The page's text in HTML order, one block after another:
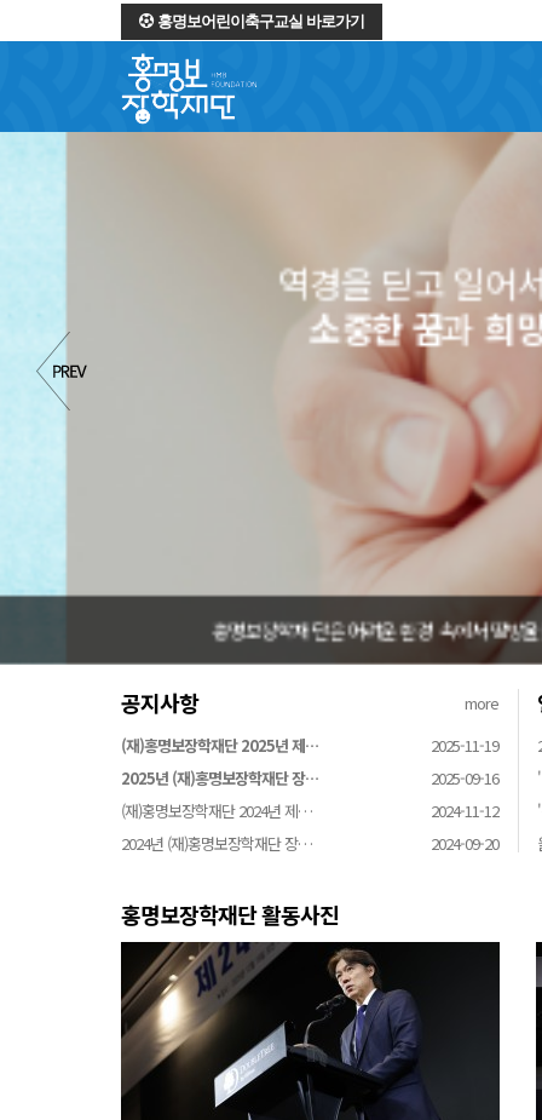
홍명보어린이축구교실 바로가기
역경을 딛고 일어서는
소중한 꿈과희망 을
홍명보장학재단은 어려운 환경 속에서 땀방울을 흘
공지사항
more
(재)홍명보장학재단 2025년 제…
2025-11-19
2025년 (재)홍명보장학재단 장…
2025-09-16
(재)홍명보장학재단 2024년 제…
2024-11-12
2024년 (재)홍명보장학재단 장…
2024-09-20
홍명보장학재단 활동사진